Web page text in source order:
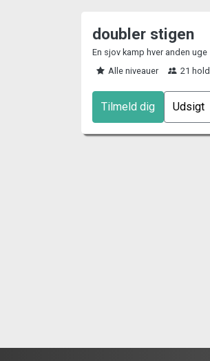
doubler stigen
En sjov kamp hver anden uge
Alle niveauer
21 hold
Tilmeld dig Udsigt